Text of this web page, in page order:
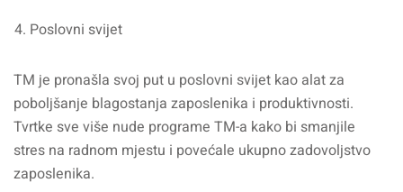
Poslovni svijet
TM je pronašla svoj put u poslovni svijet kao alat za
poboljšanje blagostanja zaposlenika i produktivnosti.
Tvrtke sve više nude programe TM-a kako bi smanjile
stres na radnom mjestu i povećale ukupno zadovoljstvo
zaposlenika.